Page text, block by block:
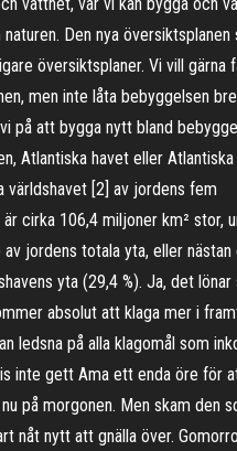
Den nya översiktsplanen
översiktsplaner. Vi vill gärna
men inte låta bebyggelsen
på att bygga nytt bland
Atlantiska havet eller
världshavet [2] av jordens fem
är cirka 106,4 miljoner km² stor,
jordens totala yta, eller nästan
yta (29,4 %). Ja, det
absolut att klaga mer i
ledsna på alla klagomål som
inte gett Ama ett enda öre för
på morgonen. Men skam den
nåt nytt att gnälla över.